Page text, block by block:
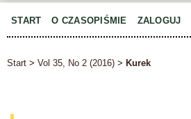
START O CZASOPIŚMIE ZALOGUJ
Start > Vol 35, No 2 (2016) > Kurek